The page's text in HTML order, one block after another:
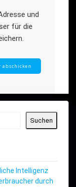
und
für die
Suchen
Intelligenz
durch